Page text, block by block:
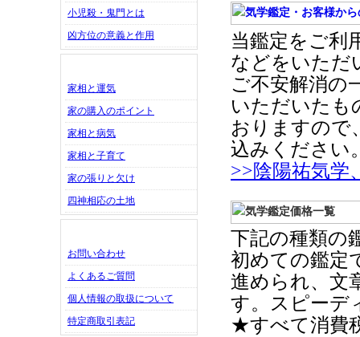
当鑑定をご利
などをいただ
ご不安解消の
いただいたも
おりますので
込みください
>>陰陽祐気学
下記の種類の
初めての鑑定
進められ、文
す。スピーデ
★すべて消費
小児殺・鬼門とは
凶方位の意義と作用
家相と運気
家の購入のポイント
家相と病気
家相と子育て
家の張りと欠け
四神相応の土地
お問い合わせ
よくあるご質問
個人情報の取扱について
特定商取引表記